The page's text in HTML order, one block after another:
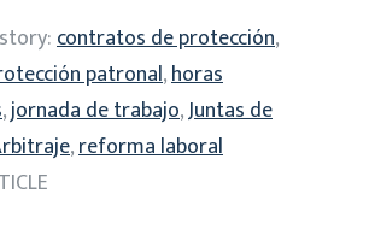
contratos de protección,
patronal,horas
,jornada de trabajo,Juntas de
,reforma laboral